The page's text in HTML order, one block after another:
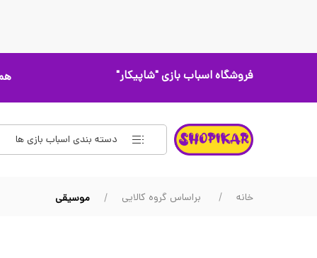
فروشگاه اسباب بازی"شاپیکار"
دسته بندی اسباب بازی ها
خانه براساس گروه کالایی موسیقی